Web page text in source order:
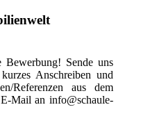
Sende uns
Anschreiben und
Referenzen aus dem
Mail an info@schaule-